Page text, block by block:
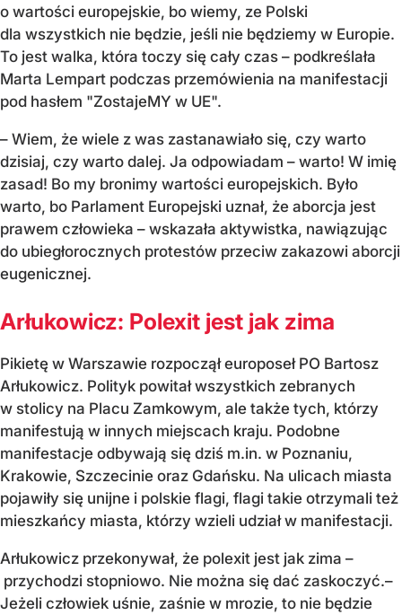
o wartości europejskie, bo wiemy, ze Polski
dla wszystkich nie będzie, jeśli nie będziemy w Europie.
To jest walka, która toczy się cały czas – podkreślała
Marta Lempart podczas przemówienia na manifestacji
pod hasłem "ZostajeMY w UE".
– Wiem, że wiele z was zastanawiało się, czy warto
dzisiaj, czy warto dalej. Ja odpowiadam – warto! W imię
zasad! Bo my bronimy wartości europejskich. Było
warto, bo Parlament Europejski uznał, że aborcja jest
prawem człowieka – wskazała aktywistka, nawiązując
do ubiegłorocznych protestów przeciw zakazowi aborcji
eugenicznej.
Arłukowicz: Polexit jest jak zima
Pikietę w Warszawie rozpoczął europoseł PO Bartosz
Arłukowicz. Polityk powitał wszystkich zebranych
w stolicy na Placu Zamkowym, ale także tych, którzy
manifestują w innych miejscach kraju. Podobne
manifestacje odbywają się dziś m.in. w Poznaniu,
Krakowie, Szczecinie oraz Gdańsku. Na ulicach miasta
pojawiły się unijne i polskie flagi, flagi takie otrzymali też
mieszkańcy miasta, którzy wzieli udział w manifestacji.
Arłukowicz przekonywał, że polexit jest jak zima –
przychodzi stopniowo. Nie można się dać zaskoczyć.–
Jeżeli człowiek uśnie, zaśnie w mrozie, to nie będzie